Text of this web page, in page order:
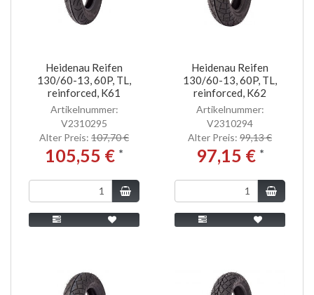
Heidenau Reifen
130/60-13, 60P, TL,
reinforced, K61
Artikelnummer:
V2310295
Alter Preis: 107,70 €
105,55 € *
Heidenau Reifen
130/60-13, 60P, TL,
reinforced, K62
Artikelnummer:
V2310294
Alter Preis: 99,13 €
97,15 € *